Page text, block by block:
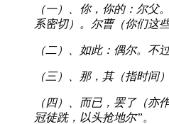
（一）、你，你的：尔父
系密切）。尔曹（你们这
（二）、如此：偶尔。不
（三）、那，其（指时间
（四）、而已，罢了（亦
冠徒跣，以头抢地尔”。